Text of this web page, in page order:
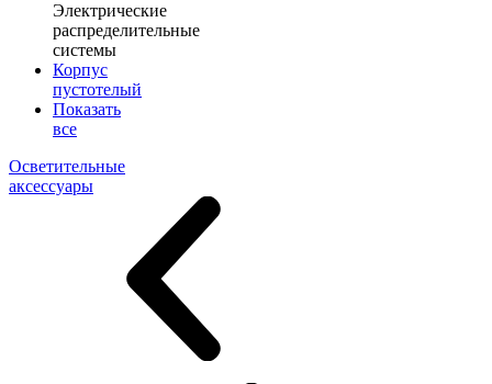
Электрические
распределительные
системы
Корпус
пустотелый
Показать
все
Осветительные
аксессуары